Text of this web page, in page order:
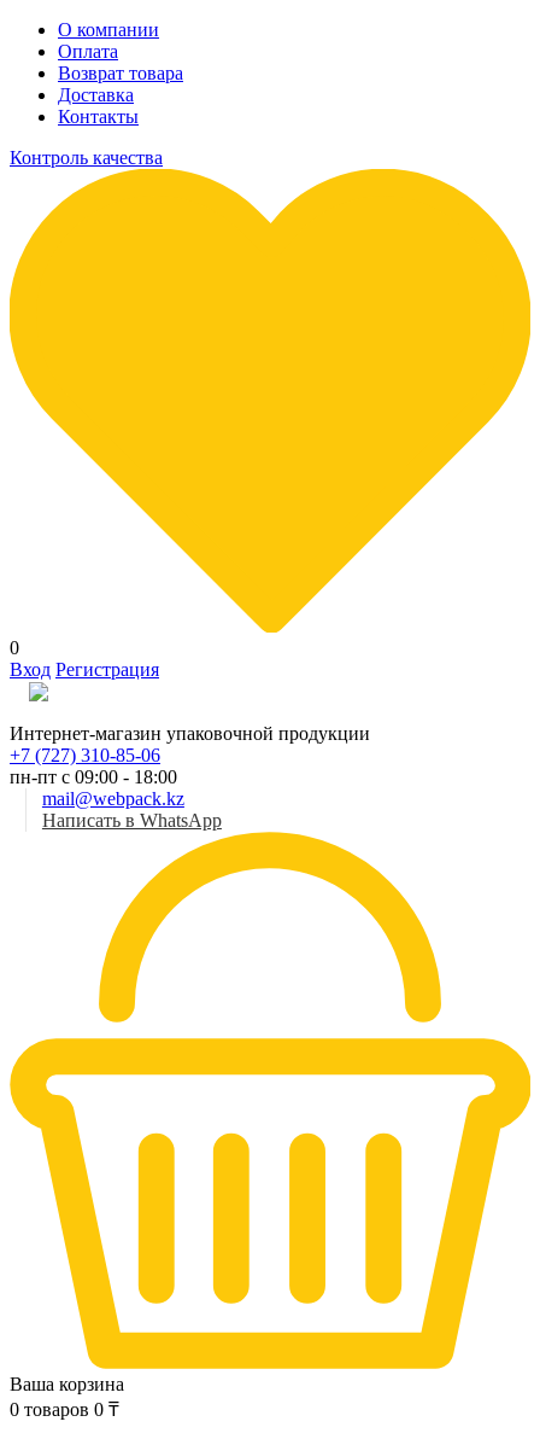
О компании
Оплата
Возврат товара
Доставка
Контакты
Контроль качества
0
Вход Регистрация
Интернет-магазин упаковочной продукции
+7 (727) 310-85-06
пн-пт с 09:00 - 18:00
mail@webpack.kz
Написать в WhatsApp
Ваша корзина
0 товаров 0 ₸